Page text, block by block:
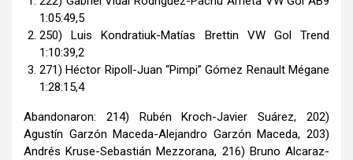
1:05:49,5
250) Luis Kondratiuk-Matías Brettin VW Gol Trend
1:10:39,2
271) Héctor Ripoll-Juan “Pimpi” Gómez Renault Mégane
1:28:15,4
Abandonaron: 214) Rubén Kroch-Javier Suárez, 202)
Agustín Garzón Maceda-Alejandro Garzón Maceda, 203)
Andrés Kruse-Sebastián Mezzorana, 216) Bruno Alcaraz-